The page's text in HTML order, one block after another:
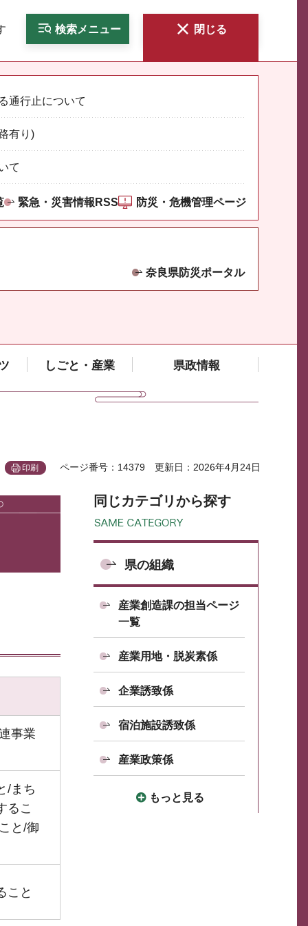
検索メニュー 閉じる
通行止について
有り)
て
緊急・災害情報RSS 防災・危機管理ページ
奈良県防災ポータル
しごと・産業 県政情報
印刷 ページ番号：14379 更新日：2026年4月24日
事業
/まち
るこ
と/御
こと
同じカテゴリから探す
県の組織
産業創造課の担当ページ
一覧
産業用地・脱炭素係
企業誘致係
宿泊施設誘致係
産業政策係
もっと見る